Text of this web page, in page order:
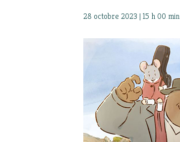
28 octobre 2023 | 15 h 00 min